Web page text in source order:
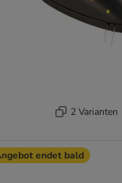
2 Varianten
endet bald